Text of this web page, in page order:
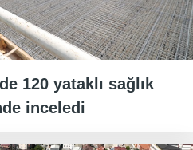
120 yataklı sağlık
inceledi